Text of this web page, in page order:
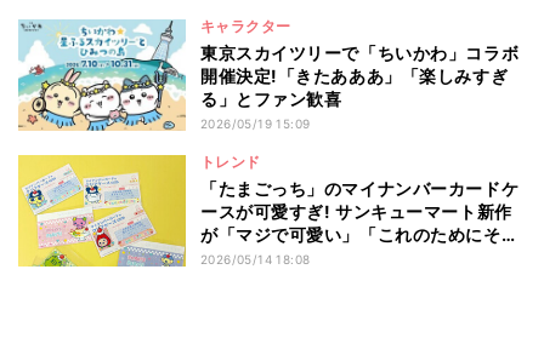
キャラクター
東京スカイツリーで「ちいかわ」コラボ
開催決定!「きたあああ」「楽しみすぎ
る」とファン歓喜
2026/05/19 15:09
トレンド
「たまごっち」のマイナンバーカードケ
ースが可愛すぎ! サンキューマート新作
が「マジで可愛い」「これのためにそろ
そろマイナンバーカード作ろうかな」と
2026/05/14 18:08